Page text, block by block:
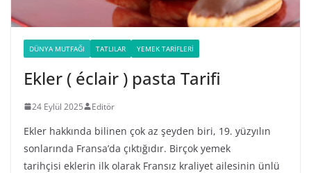
DÜNYA MUTFAĞI TATLILAR YEMEK TARIFLERI
Ekler ( éclair ) pasta Tarifi
24 Eylül 2025 Editör
Ekler hakkında bilinen çok az şeyden biri, 19. yüzyılın
sonlarında Fransa’da çıktığıdır. Birçok yemek
tarihçisi eklerin ilk olarak Fransız kraliyet ailesinin ünlü